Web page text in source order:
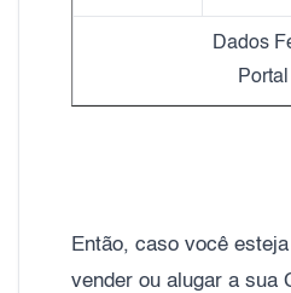
Dados
Então, caso você
vender ou alugar a sua